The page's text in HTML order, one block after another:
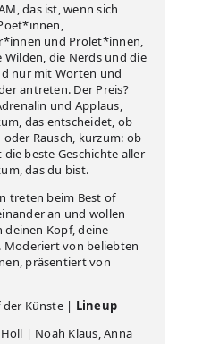
das ist, wenn sich
und Prolet*innen,
die Nerds und die
nur mit Worten und
antreten. Der Preis?
und Applaus,
das entscheidet, ob
Rausch, kurzum: ob
beste Geschichte aller
das du bist.
treten beim Best of
an und wollen
deinen Kopf, deine
Moderiert von beliebten
präsentiert von
der Künste | Lineup
| Noah Klaus, Anna